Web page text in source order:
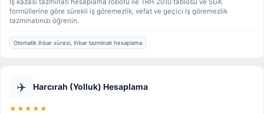
İş kazası tazminatı hesaplama robotu ile TRH 2010 tablosu ve SGK
formüllerine göre sürekli iş göremezlik, vefat ve geçici iş göremezlik
tazminatınızı öğrenin.
Otomatik ihbar süresi, ihbar tazminatı hesaplama
✈️ Harcırah (Yolluk) Hesaplama
★★★★★